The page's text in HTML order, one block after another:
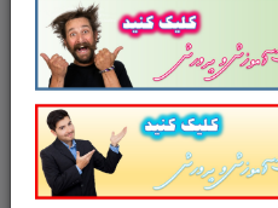
دفترچهآزمون
تامین سال 1404